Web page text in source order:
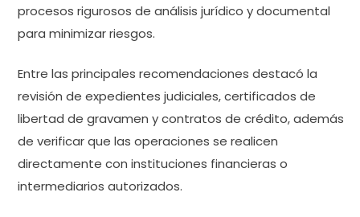
procesos rigurosos de análisis jurídico y documental
para minimizar riesgos.
Entre las principales recomendaciones destacó la
revisión de expedientes judiciales, certificados de
libertad de gravamen y contratos de crédito, además
de verificar que las operaciones se realicen
directamente con instituciones financieras o
intermediarios autorizados.